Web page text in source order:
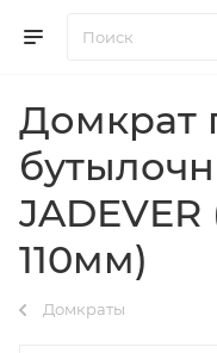
Домкрат
110мм)
Домкраты